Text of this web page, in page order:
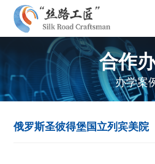
合作
办学案
俄罗斯圣彼得堡国立列宾美院